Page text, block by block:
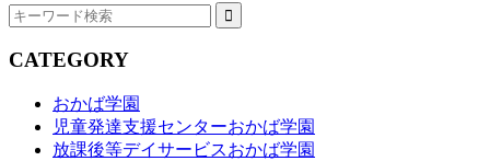
CATEGORY
おかば学園
児童発達支援センターおかば学園
放課後等デイサービスおかば学園